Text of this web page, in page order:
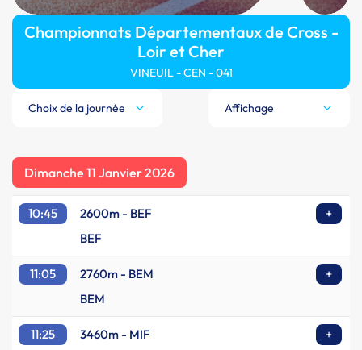
Championnats Départementaux de Cross -
Loir et Cher
VINEUIL - CEN - 041
Choix de la journée Affichage
Dimanche 11 Janvier 2026
10:45 2600m - BEF
+
BEF
11:05 2760m - BEM
+
BEM
11:25 3460m - MIF
+